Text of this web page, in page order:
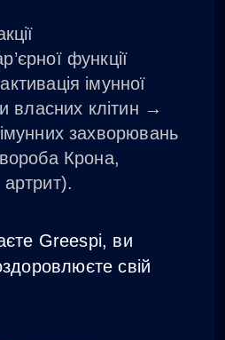
функції
імунної
власних клітин →
захворювань
Крона,
Greespi, ви
свій